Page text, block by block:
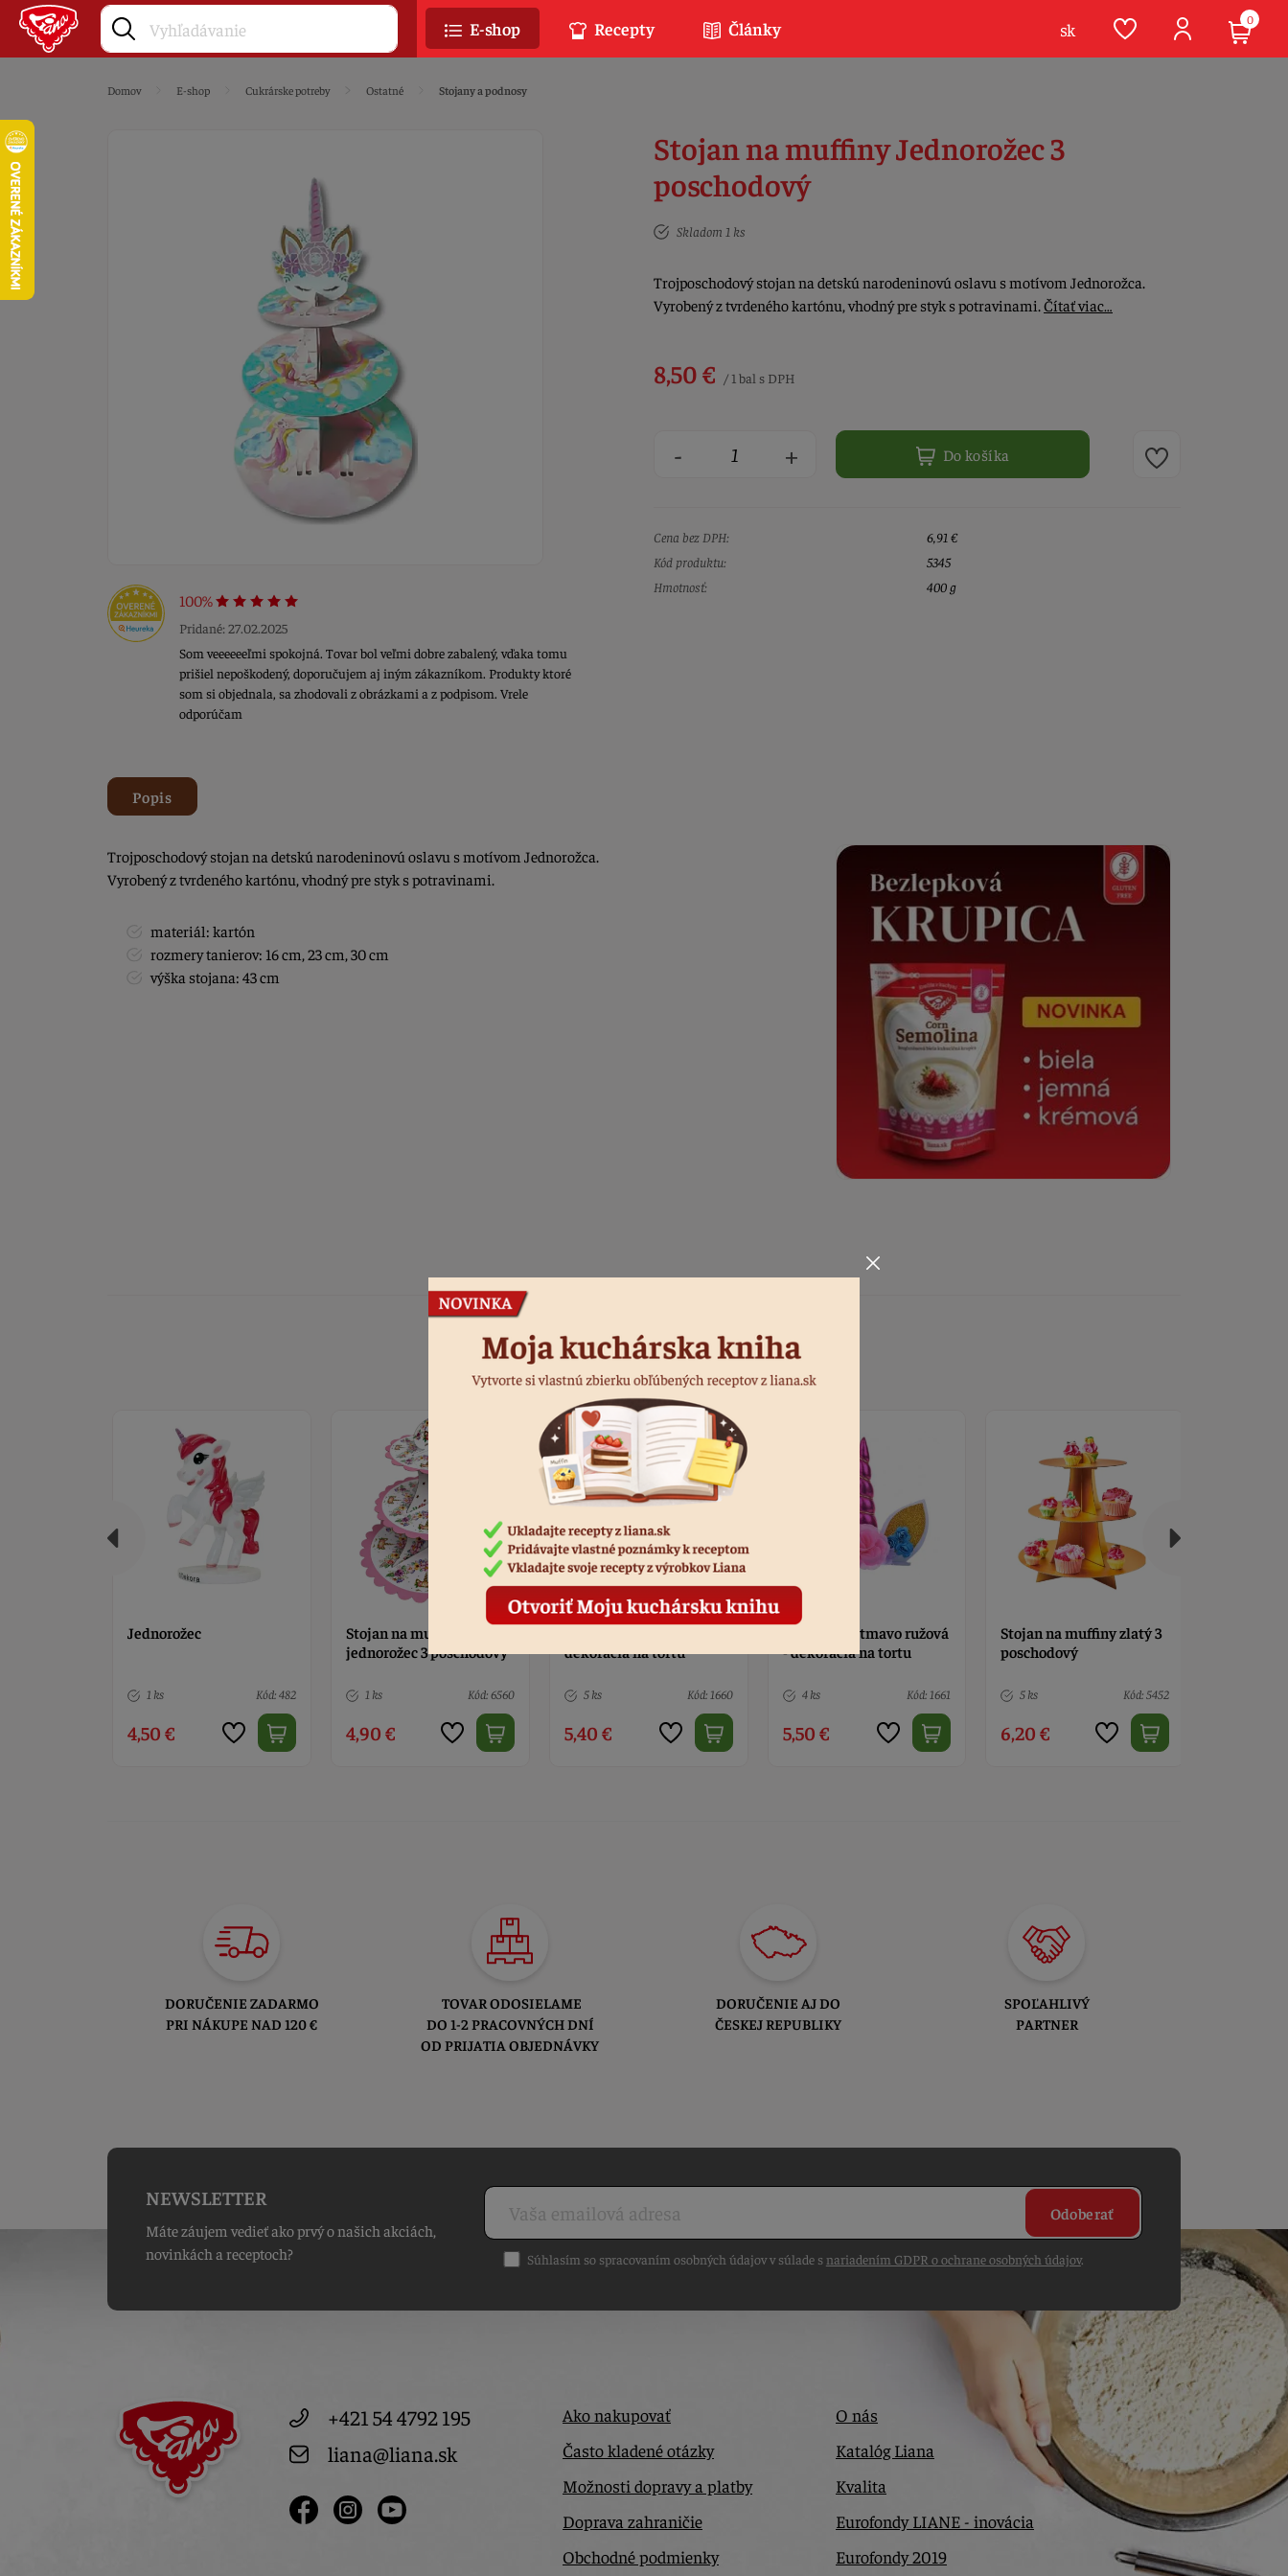
Domov E-shop Cukrárske potreby Ostatné Stojany a podnosy
100%
Pridané: 27.02.2025
Som veeeeeeľmi spokojná. Tovar bol veľmi dobre zabalený, vďaka tomu
prišiel nepoškodený, doporučujem aj iným zákazníkom. Produkty ktoré
som si objednala, sa zhodovali z obrázkami a z podpisom. Vrele
odporúčam
Stojan na muffiny Jednorožec 3
poschodový
Skladom 1 ks
Trojposchodový stojan na detskú narodeninovú oslavu s motívom Jednorožca.
Vyrobený z tvrdeného kartónu, vhodný pre styk s potravinami.Čítať viac…
8,50 € / 1 bal s DPH
- + Do košíka
Cena bez DPH:
6,91 €
Kód produktu:
5345
Hmotnosť:
400 g
Popis
Trojposchodový stojan na detskú narodeninovú oslavu s motívom Jednorožca.
Vyrobený z tvrdeného kartónu, vhodný pre styk s potravinami.
materiál: kartón
rozmery tanierov: 16 cm, 23 cm, 30 cm
výška stojana: 43 cm
Podobné produkty
Stojan na muffiny
1 ks Kód: 6560
4,90 €
Jednorožec zlatý -
dekorácia na tortu
5 ks Kód: 1660
5,40 €
Jednorožec tmavo ružová
- dekorácia na tortu
4 ks Kód: 1661
5,50 €
Stojan na muffiny zlatý 3
poschodový
5 ks Kód: 5452
6,20 €
Krabička na mini muffiny
na 24 ks - 2 ks
2 ks Kód: 5485
6,60 €
DORUČENIE ZADARMO
PRI NÁKUPE NAD 120 €
TOVAR ODOSIELAME
DO 1-2 PRACOVNÝCH DNÍ
OD PRIJATIA OBJEDNÁVKY
DORUČENIE AJ DO
ČESKEJ REPUBLIKY
SPOĽAHLIVÝ
PARTNER
NEWSLETTER
Máte záujem vedieť ako prvý o našich akciách,
novinkách a receptoch?
Odoberať
Súhlasím so spracovaním osobných údajov v súlade snariadením GDPR o ochrane osobných údajov.
+421 54 4792 195
liana@liana.sk
Ako nakupovať
Často kladené otázky
Možnosti dopravy a platby
Doprava zahraničie
Obchodné podmienky
O nás
Katalóg Liana
Kvalita
Eurofondy LIANE - inovácia
Eurofondy 2019
E-shop Recepty Články sk 0